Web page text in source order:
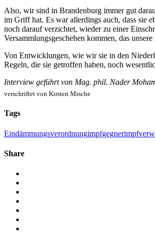
Also, wir sind in Brandenburg immer gut
im Griff hat. Es war allerdings auch, dass sie
noch darauf verzichtet, wieder zu einer
Versammlungsgeschehen kommen, das
Von Entwicklungen, wie wir sie in den
Regeln, die sie getroffen haben, noch
Interview geführt von Mag. phil. Nader
verschriftet von Kirsten Mische
Tags
Eindämmungsverordnungimpfgegner
Share